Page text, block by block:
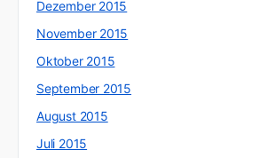
Dezember 2015
November 2015
Oktober 2015
September 2015
August 2015
Juli 2015